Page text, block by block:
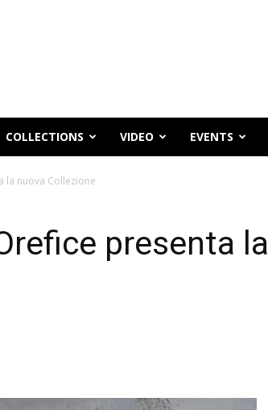
COLLECTIONS VIDEO EVENTS
la nuova Collezione
presenta la